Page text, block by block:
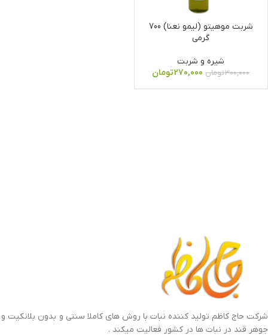
شربت موهیتو (لیمو نعنا) 700
گرمی
شیره و شربت
300,000تومان 270,000تومان
شرکت حاج کاظم تولید کننده نبات با روش های کاملا سنتی و بدون بلانکیت و
جوهر قند در نبات ها در کشور فعالیت میکند .